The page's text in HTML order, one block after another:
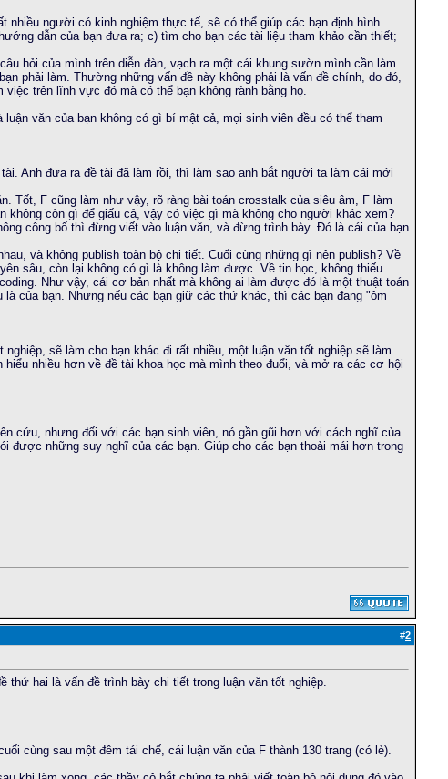
nhiều người có kinh nghiệm thực tế, sẽ có thể giúp các bạn định hình
dẫn của bạn đưa ra; c) tìm cho bạn các tài liệu tham khảo cần thiết;
hỏi của mình trên diễn đàn, vạch ra một cái khung sườn mình cần làm
phải làm. Thường những vấn đề này không phải là vấn đề chính, do đó,
trên lĩnh vực đó mà có thể bạn không rành bằng họ.
văn của bạn không có gì bí mật cả, mọi sinh viên đều có thể tham
Anh đưa ra đề tài đã làm rồi, thì làm sao anh bắt người ta làm cái mới
Tốt, F cũng làm như vậy, rõ ràng bài toán crosstalk của siêu âm, F làm
còn gì để giấu cả, vậy có việc gì mà không cho người khác xem?
công bố thì đừng viết vào luận văn, và đừng trình bày. Đó là cái của bạn
và không publish toàn bộ chi tiết. Cuối cùng những gì nên publish? Về
sâu, còn lại không có gì là không làm được. Về tin học, không thiếu
Như vậy, cái cơ bản nhất mà không ai làm được đó là một thuật toán
của bạn. Nhưng nếu các bạn giữ các thứ khác, thì các bạn đang "ôm
sẽ làm cho bạn khác đi rất nhiều, một luận văn tốt nghiệp sẽ làm
nhiều hơn về đề tài khoa học mà mình theo đuổi, và mở ra các cơ hội
cứu, nhưng đối với các bạn sinh viên, nó gần gũi hơn với cách nghĩ của
được những suy nghĩ của các bạn. Giúp cho các bạn thoải mái hơn trong
#2
thứ hai là vấn đề trình bày chi tiết trong luận văn tốt nghiệp.
cùng sau một đêm tái chế, cái luận văn của F thành 130 trang (có lẻ).